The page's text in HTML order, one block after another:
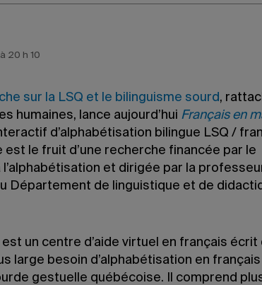
20 h 10
sur la LSQ et le bilinguisme sourd,
humaines, lance aujourd’hui Français en
d’alphabétisation bilingue LSQ /
est le fruit d’une recherche financée par le
et dirigée par la
Département de linguistique et de
un centre d’aide virtuel en français écrit
large besoin d’alphabétisation en
gestuelle québécoise. Il comprend